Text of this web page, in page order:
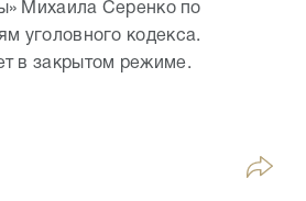
Михаила Серенко по
уголовного кодекса.
в закрытом режиме.